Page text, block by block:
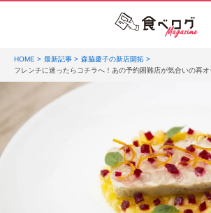
HOME 最新記事
森脇慶子の新店開拓
フレンチに迷ったらコチラへ！あの予約困難店が気合いの再オ